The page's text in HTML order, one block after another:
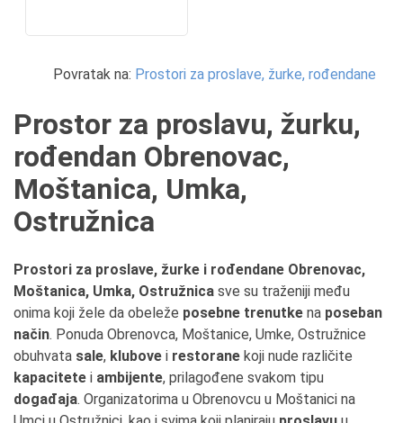
Povratak na: Prostori za proslave, žurke, rođendane
Prostor za proslavu, žurku,
rođendan Obrenovac,
Moštanica, Umka,
Ostružnica
Prostori za proslave, žurke i rođendane Obrenovac,
Moštanica, Umka, Ostružnica sve su traženiji među
onima koji žele da obeleže posebne trenutke na poseban
način. Ponuda Obrenovca, Moštanice, Umke, Ostružnice
obuhvata sale, klubove i restorane koji nude različite
kapacitete i ambijente, prilagođene svakom tipu
događaja. Organizatorima u Obrenovcu u Moštanici na